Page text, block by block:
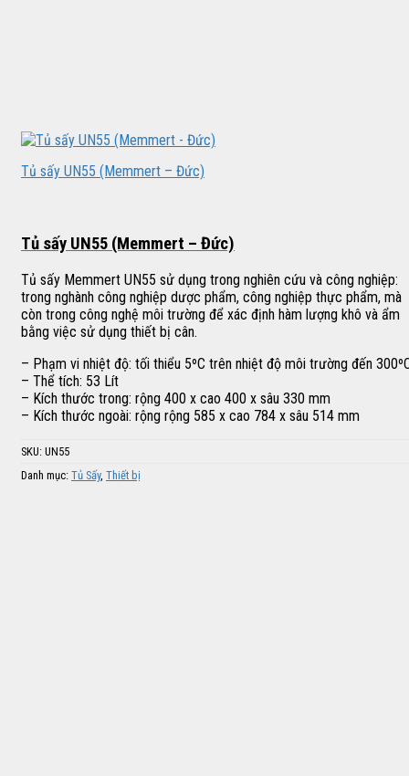
Tủ sấy UN55 (Memmert – Đức)
Tủ sấy UN55 (Memmert – Đức)
Tủ sấy Memmert UN55 sử dụng trong nghiên cứu và công nghiệp:
trong nghành công nghiệp dược phẩm, công nghiệp thực phẩm, mà
còn trong công nghệ môi trường để xác định hàm lượng khô và ẩm
bằng việc sử dụng thiết bị cân.
– Phạm vi nhiệt độ: tối thiểu 5ºC trên nhiệt độ môi trường đến
– Thể tích: 53 Lít
– Kích thước trong: rộng 400 x cao 400 x sâu 330 mm
– Kích thước ngoài: rộng rộng 585 x cao 784 x sâu 514 mm
SKU: UN55
Danh mục: Tủ Sấy, Thiết bị